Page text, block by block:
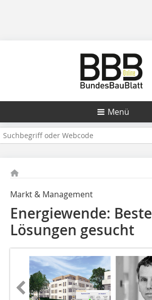
Menü
Markt & Management
Energiewende: Beste
Lösungen gesucht